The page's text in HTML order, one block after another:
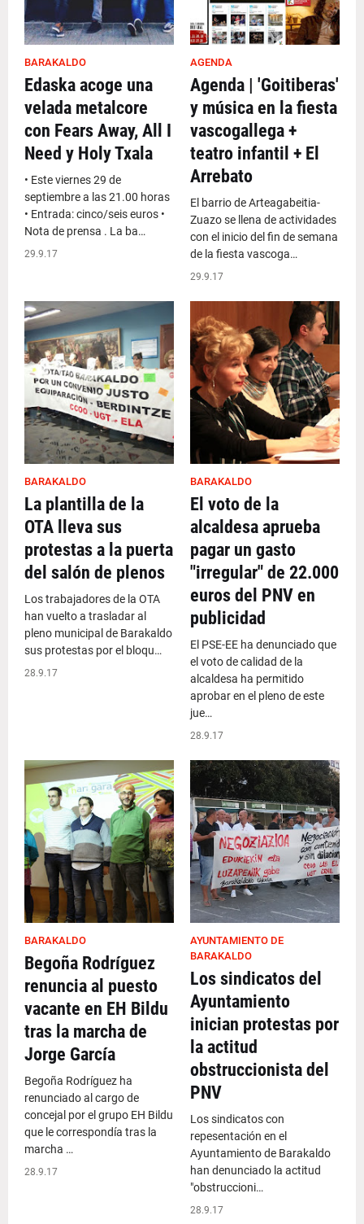
BARAKALDO
Edaska acoge una
velada metalcore
con Fears Away, All I
Need y Holy Txala
• Este viernes 29 de
septiembre a las 21.00 horas
• Entrada: cinco/seis euros •
Nota de prensa . La ba…
29.9.17
AGENDA
Agenda | 'Goitiberas'
y música en la fiesta
vascogallega +
teatro infantil + El
Arrebato
El barrio de Arteagabeitia-
Zuazo se llena de actividades
con el inicio del fin de semana
de la fiesta vascoga…
29.9.17
BARAKALDO
La plantilla de la
OTA lleva sus
protestas a la puerta
del salón de plenos
Los trabajadores de la OTA
han vuelto a trasladar al
pleno municipal de Barakaldo
sus protestas por el bloqu…
28.9.17
BARAKALDO
El voto de la
alcaldesa aprueba
pagar un gasto
"irregular" de 22.000
euros del PNV en
publicidad
El PSE-EE ha denunciado que
el voto de calidad de la
alcaldesa ha permitido
aprobar en el pleno de este
jue…
28.9.17
BARAKALDO
Begoña Rodríguez
renuncia al puesto
vacante en EH Bildu
tras la marcha de
Jorge García
Begoña Rodríguez ha
renunciado al cargo de
concejal por el grupo EH Bildu
que le correspondía tras la
marcha …
28.9.17
AYUNTAMIENTO DE
BARAKALDO
Los sindicatos del
Ayuntamiento
inician protestas por
la actitud
obstruccionista del
PNV
Los sindicatos con
repesentación en el
Ayuntamiento de Barakaldo
han denunciado la actitud
"obstruccioni…
28.9.17